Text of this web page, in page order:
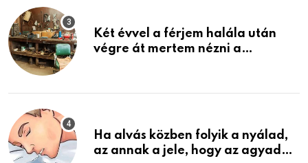
Két évvel a férjem halála után
végre át mertem nézni a
életemet
Ha alvás közben folyik a nyálad,
az annak a jele, hogy az agyad…